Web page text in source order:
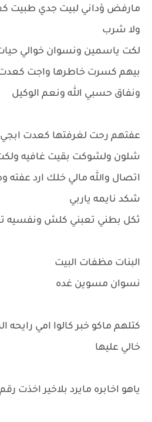
مارفض ؤداني لبيت جدي طبيت
ولا شرب
لكت ياسمين ونسوان خوالي
بيهم كسرت خاطرها واجت
ونفاق حسبي الله ونعم الوكيل
عفتهم رحت لغرفتها كعدت
شلون ولشوكت بقيت غافيه
اتصال والله مالي خلك ارد
شكد نايمه ياربي
ثكل بطني تعبني كلش ونفسيه
البنات مظفات البيت
نسوان مسوين غده
كتلهم ماكو خبر كالوا امي رايحه
خالي عليها
ياهو اخابره مايرد بلاخير اخذت